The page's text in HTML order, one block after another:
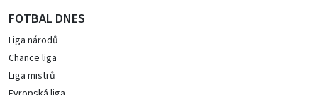
FOTBAL DNES
Liga národů
Chance liga
Liga mistrů